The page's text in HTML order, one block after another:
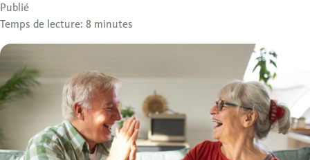
Publié
Temps de lecture: 8 minutes